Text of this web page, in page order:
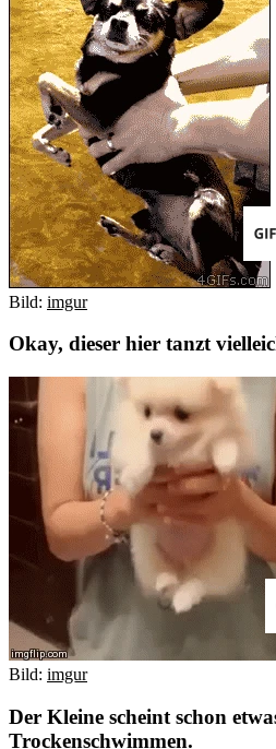
Bild: imgur
Okay, dieser hier tanzt
Bild: imgur
Der Kleine scheint schon
Trockenschwimmen.